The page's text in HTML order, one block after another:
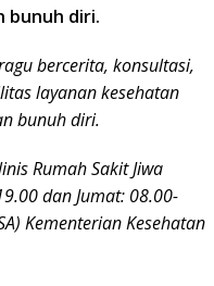
bunuh diri.
bercerita, konsultasi,
layanan kesehatan
bunuh diri.
Rumah Sakit Jiwa
dan Jumat: 08.00-
Kementerian Kesehatan